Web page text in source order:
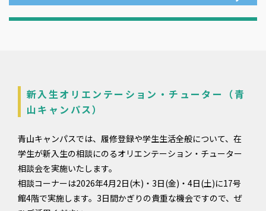
新入生オリエンテーション・チューター（青
山キャンパス）
青山キャンパスでは、履修登録や学生生活全般について、在
学生が新入生の相談にのるオリエンテーション・チューター
相談会を実施いたします。
相談コーナーは2026年4月2日(木)・3日(金)・4日(土)に17号
館4階で実施します。3日間かぎりの貴重な機会ですので、ぜ